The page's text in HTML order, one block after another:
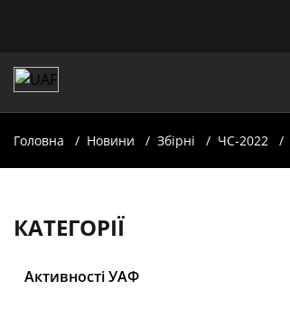
Головна Новини Збірні ЧС-2022
КАТЕГОРІЇ
Активності УАФ